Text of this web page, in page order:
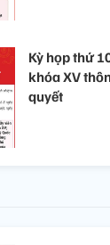
Kỳ họp thứ
khóa XV
quyết